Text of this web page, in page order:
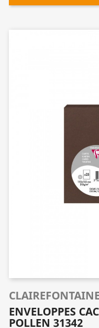
CLAIREFONTAINE
ENVELOPPES
POLLEN 31342